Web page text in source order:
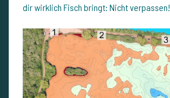
dir wirklich Fisch bringt: Nicht verpassen!